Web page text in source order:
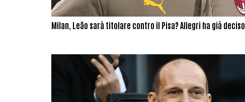
Milan, Leão sarà titolare contro il Pisa? Allegri ha già deciso